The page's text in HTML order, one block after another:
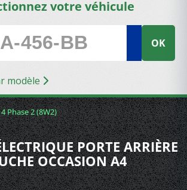
votre véhicule
OK
Rechercher par modèle
Phase 2 (8W2)
PORTE ARRIÈRE
OCCASION A4